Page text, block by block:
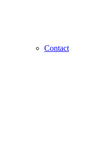
Contact